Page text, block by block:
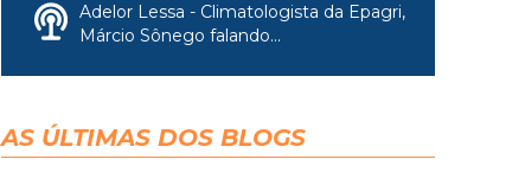
Adelor Lessa - Climatologista da Epagri,
Márcio Sônego falando...
AS ÚLTIMAS DOS BLOGS